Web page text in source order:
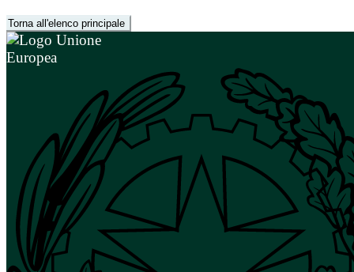
Torna all'elenco principale